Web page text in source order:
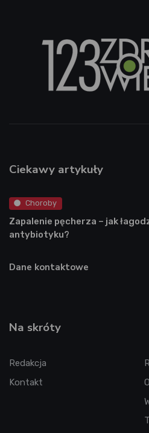
Ciekawy artykuły
Choroby
Zapalenie pęcherza – jak
antybiotyku?
Dane kontaktowe
Na skróty
Redakcja
Kontakt